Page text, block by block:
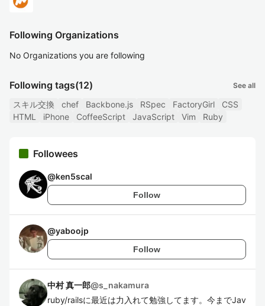
Following Organizations
No Organizations you are following
Following tags(12) See all
スキル交換 chef Backbone.js RSpec FactoryGirl
CSS
HTML
iPhone CoffeeScript JavaScript Vim Ruby
Followees
@ken5scal
Follow
@yaboojp
Follow
中村 真一郎@s_nakamura
ruby/railsに最近は力入れて勉強してます。今までJav